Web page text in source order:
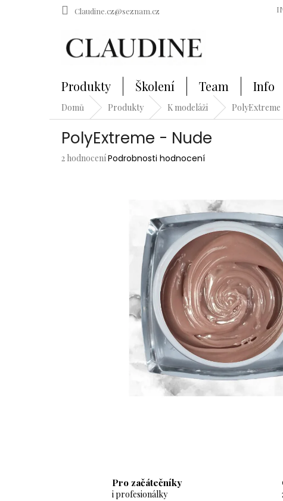
Claudine.cz@seznam.cz
Produkty Školení Team Info
Domů Produkty K modeláži PolyExtreme
PolyExtreme - Nude
Průměrné
2 hodnoceníPodrobnosti hodnocení
Pro začátečníky
i profesionálky